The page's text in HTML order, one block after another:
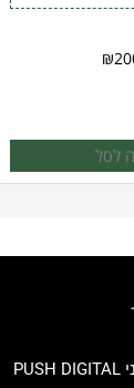
₪
לסל
PUSH DIGITAL